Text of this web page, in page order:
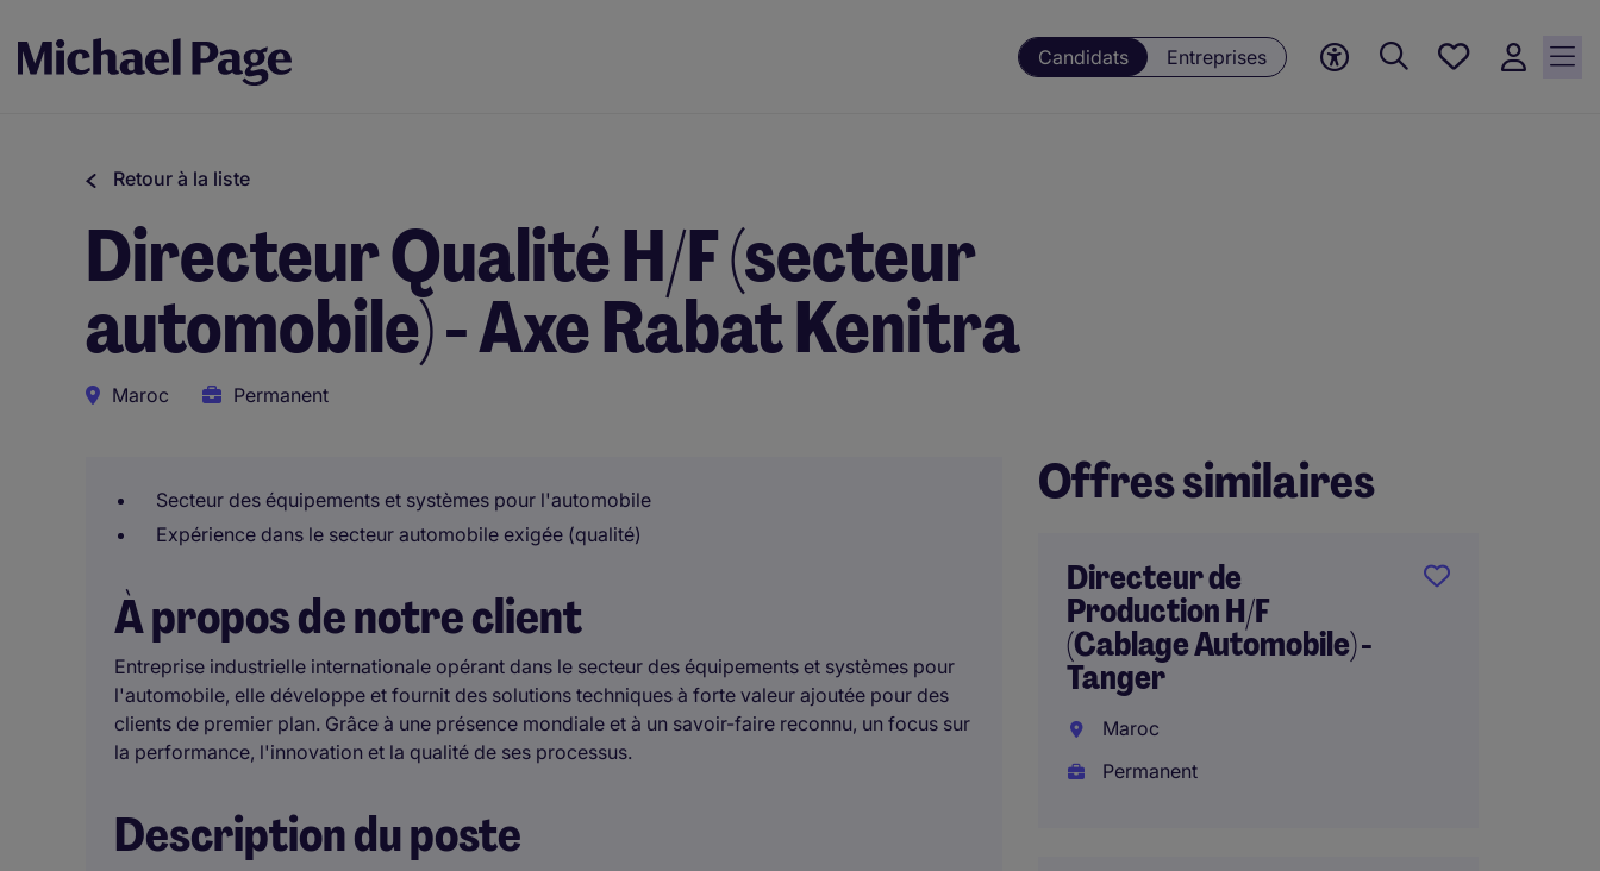
Candidats Entreprises
Mes
Retour à la liste
Directeur Qualité H/F (secteur
automobile) - Axe Rabat Kenitra
Maroc Permanent
Secteur des équipements et systèmes pour l'automobile
Expérience dans le secteur automobile exigée (qualité)
À propos de notre client
Entreprise industrielle internationale opérant dans le secteur des équipements et systèmes pour
l'automobile, elle développe et fournit des solutions techniques à forte valeur ajoutée pour des
clients de premier plan. Grâce à une présence mondiale et à un savoir-faire reconnu, un focus sur
la performance, l'innovation et la qualité de ses processus.
Description du poste
Offres similaires
Directeur de
Production H/F
(Cablage Automobile) -
Tanger
Maroc
Permanent